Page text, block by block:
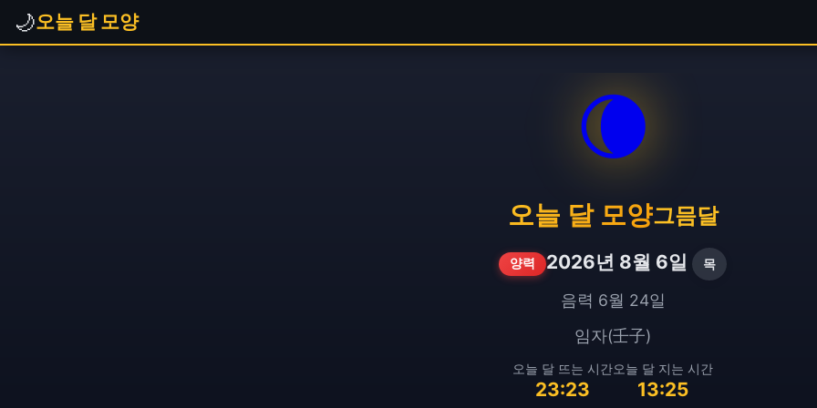
🌙오늘 달 모양
🌘
오늘 달 모양그믐달
양력 2026년 8월 6일 목
음력 6월 24일
임자(壬子)
오늘 달 뜨는 시간
23:23
오늘 달 지는 시간
13:25